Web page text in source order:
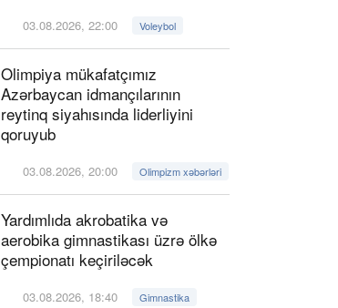
03.08.2026, 22:00 Voleybol
Olimpiya mükafatçımız
Azərbaycan idmançılarının
reytinq siyahısında liderliyini
qoruyub
03.08.2026, 20:00 Olimpizm xəbərləri
Yardımlıda akrobatika və
aerobika gimnastikası üzrə ölkə
çempionatı keçiriləcək
03.08.2026, 18:40 Gimnastika